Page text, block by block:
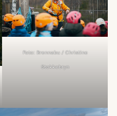
Foto: Brennabu / Christine
Stokkebryn